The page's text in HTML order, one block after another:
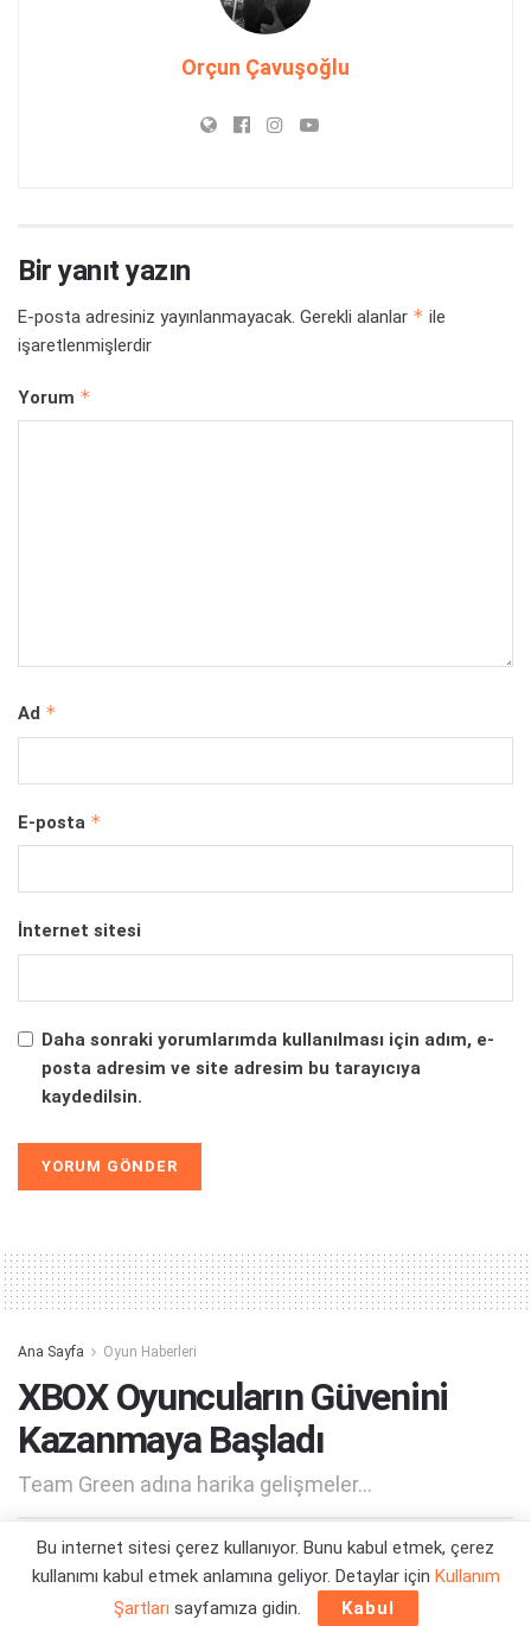
Orçun Çavuşoğlu
Bir yanıt yazın
E-posta adresiniz yayınlanmayacak. Gerekli alanlar * ile
işaretlenmişlerdir
Yorum *
Ad *
E-posta *
İnternet sitesi
Daha sonraki yorumlarımda kullanılması için adım, e-
posta adresim ve site adresim bu tarayıcıya
kaydedilsin.
Ana Sayfa Oyun Haberleri
XBOX Oyuncuların Güvenini
Kazanmaya Başladı
Team Green adına harika gelişmeler...
Yazar: Orçun Çavuşoğlu 01/06/2026 13:54
Bu internet sitesi çerez kullanıyor. Bunu kabul etmek, çerez
kullanımı kabul etmek anlamına geliyor. Detaylar için Kullanım
Şartları sayfamıza gidin. Kabul